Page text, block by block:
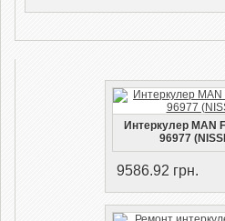
Интеркулер MAN
96977
9586.92 грн.